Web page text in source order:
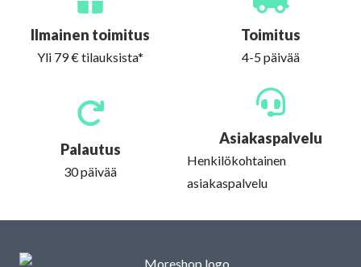
Ilmainen toimitus
Yli 79 € tilauksista*
Toimitus
4-5 päivää
Palautus
30 päivää
Asiakaspalvelu
Henkilökohtainen
asiakaspalvelu